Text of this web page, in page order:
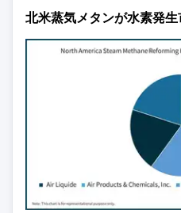
北米蒸気メタンが水素発